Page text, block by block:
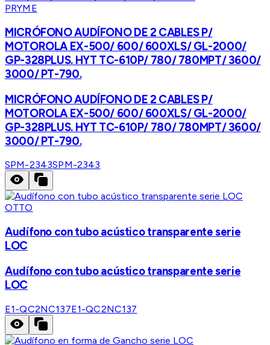
PRYME
MICRÓFONO AUDÍFONO DE 2 CABLES P/
MOTOROLA EX-500/ 600/ 600XLS/ GL-2000/
GP-328PLUS. HYT TC-610P/ 780/ 780MPT/ 3600/
3000/ PT-790.
MICRÓFONO AUDÍFONO DE 2 CABLES P/
MOTOROLA EX-500/ 600/ 600XLS/ GL-2000/
GP-328PLUS. HYT TC-610P/ 780/ 780MPT/ 3600/
3000/ PT-790.
SPM-2343SPM-2343
OTTO
Audífono con tubo acústico transparente serie
LOC
Audífono con tubo acústico transparente serie
LOC
E1-QC2NC137E1-QC2NC137